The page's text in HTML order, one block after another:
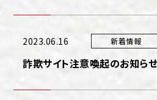
2023.06.16 新着情報
詐欺サイト注意喚起のお知らせ